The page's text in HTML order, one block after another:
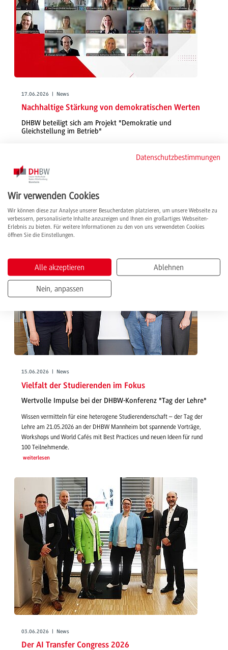
17.06.2026 | News
Nachhaltige Stärkung von demokratischen Werten
DHBW beteiligt sich am Projekt "Demokratie und
Gleichstellung im Betrieb"
Bund geförderten Projekt (DEGIB), dessen Ziel es ist, Demokratie im
Betrieb zu stärken, Gleichstellung zu fördern und praxistaugliche
Konzepte für unterschiedliche Organisationen und Branchen zu
weiterlesen
15.06.2026 | News
Vielfalt der Studierenden im Fokus
Wertvolle Impulse bei der DHBW-Konferenz "Tag der Lehre"
Wissen vermitteln für eine heterogene Studierendenschaft – der Tag der
Lehre am 21.05.2026 an der DHBW Mannheim bot spannende Vorträge,
Workshops und World Cafés mit Best Practices und neuen Ideen für rund
100 Teilnehmende.
weiterlesen
03.06.2026 | News
Der AI Transfer Congress 2026
Datenschutzbestimmungen
Wir verwenden Cookies
Wir können diese zur Analyse unserer Besucherdaten platzieren, um unsere Webseite zu
verbessern, personalisierte Inhalte anzuzeigen und Ihnen ein großartiges Webseiten-
Erlebnis zu bieten. Für weitere Informationen zu den von uns verwendeten Cookies
öffnen Sie die Einstellungen.
Alle akzeptieren Ablehnen
Nein, anpassen